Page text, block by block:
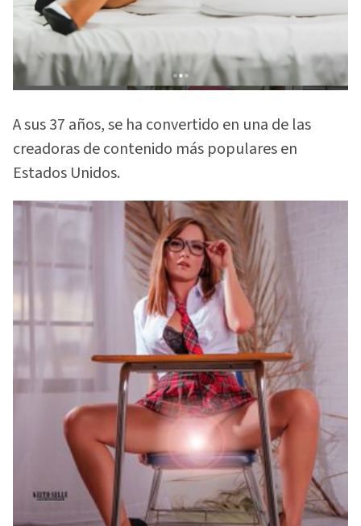
A sus 37 años, se ha convertido en una de las
creadoras de contenido más populares en
Estados Unidos.